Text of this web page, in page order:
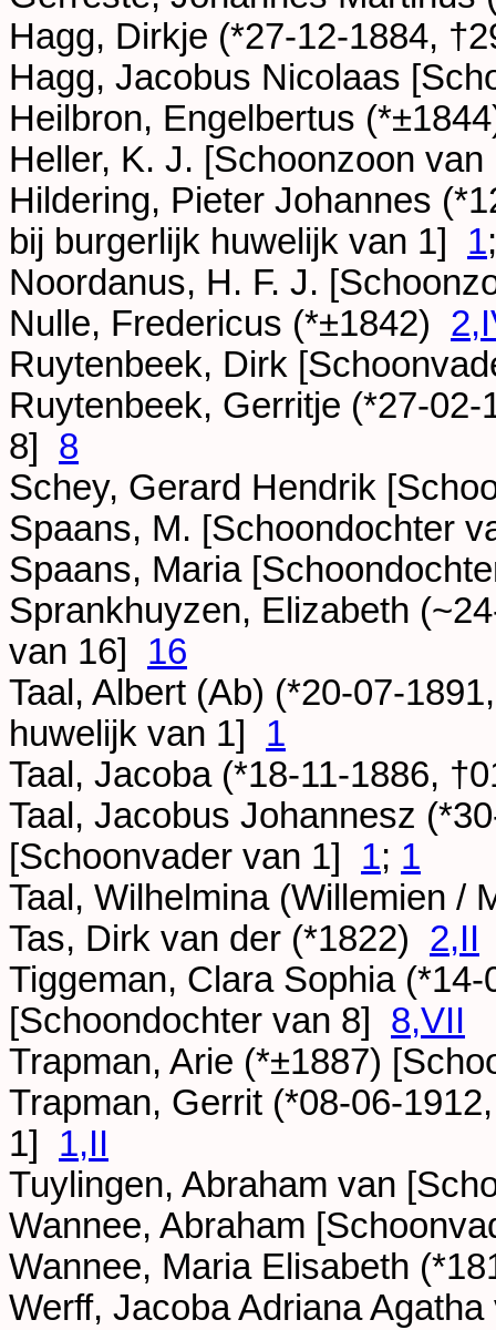
Hagg, Dirkje (*27-12-1884, †
Hagg, Jacobus Nicolaas
Heilbron, Engelbertus (*±1844
Heller, K. J. [Schoonzoon
Hildering, Pieter Johannes (*
bij burgerlijk huwelijk van 1] 1
Noordanus, H. F. J.
Nulle, Fredericus (*±1842)
Ruytenbeek, Dirk
Ruytenbeek, Gerritje (*27-02-
8] 8
Schey, Gerard Hendrik
Spaans, M. [Schoondochter
Spaans, Maria
Sprankhuyzen, Elizabeth (~
van 16] 16
Taal, Albert (Ab) (*20-07-1891
huwelijk van 1] 1
Taal, Jacoba (*18-11-1886, †
Taal, Jacobus Johannesz (*
[Schoonvader van 1] 1; 1
Taal, Wilhelmina (Willemien /
Tas, Dirk van der (*1822) 2,II
Tiggeman, Clara Sophia (*14-
[Schoondochter van 8] 8,VII
Trapman, Arie (*±1887)
Trapman, Gerrit (*08-06-1912
1] 1,II
Tuylingen, Abraham van
Wannee, Abraham
Wannee, Maria Elisabeth (*
Werff, Jacoba Adriana